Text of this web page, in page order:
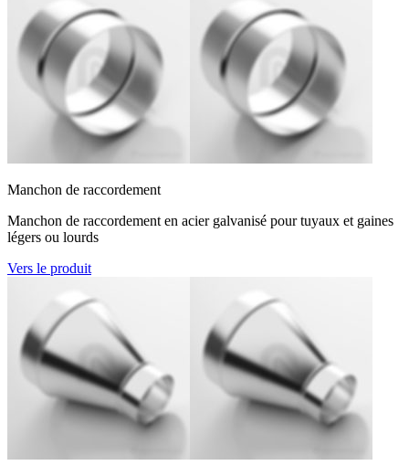
Manchon de raccordement
Manchon de raccordement en acier galvanisé pour tuyaux et gaines
légers ou lourds
Vers le produit